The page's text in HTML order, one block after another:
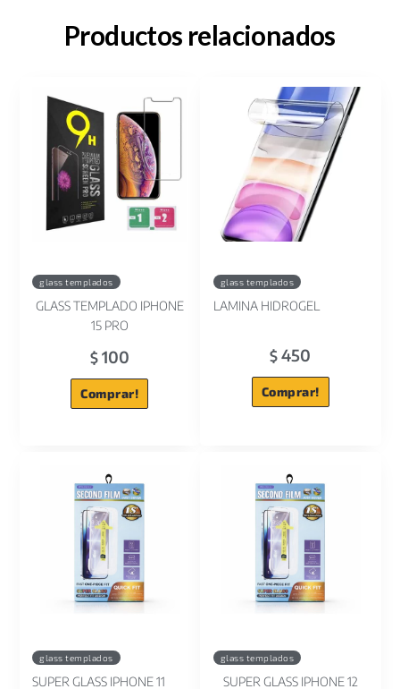
Productos relacionados
glass templados
GLASS TEMPLADO IPHONE
15 PRO
$100
Comprar!
glass templados
LAMINA HIDROGEL
$ 450
Comprar!
glass templados
SUPER GLASS IPHONE 11
glass templados
SUPER GLASS IPHONE 12